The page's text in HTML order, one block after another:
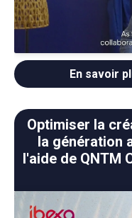
En savoir
Optimiser la
la génération
l'aide de QNTM